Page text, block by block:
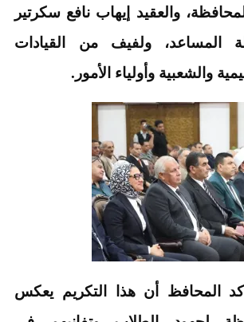
والعقيد إيهاب نافع سكرتير
المساعد، ولفيف من القيادات
والشعبية وأولياء الأمور.
المحافظ أن هذا التكريم يعكس